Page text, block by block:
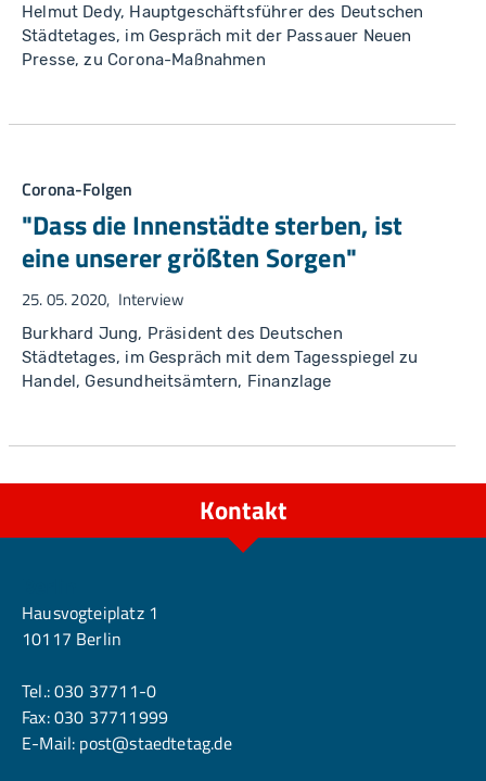
Helmut Dedy, Hauptgeschäftsführer des Deutschen
Städtetages, im Gespräch mit der Passauer Neuen
Presse, zu Corona-Maßnahmen
Corona-Folgen
"Dass die Innenstädte sterben, ist
eine unserer größten Sorgen"
25. 05. 2020 Interview
Burkhard Jung, Präsident des Deutschen
Städtetages, im Gespräch mit dem Tagesspiegel zu
Handel, Gesundheitsämtern, Finanzlage
Kontakt
Hausvogteiplatz 1
10117 Berlin
Tel.:030 37711-0
Fax: 030 37711999
E-Mail: post@staedtetag.de